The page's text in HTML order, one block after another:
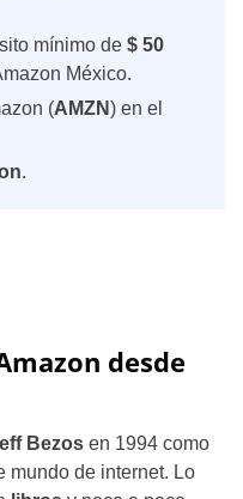
mínimo de $ 50
México.
(AMZN) en el
.
desde
Bezos en 1994 como
mundo de internet. Lo